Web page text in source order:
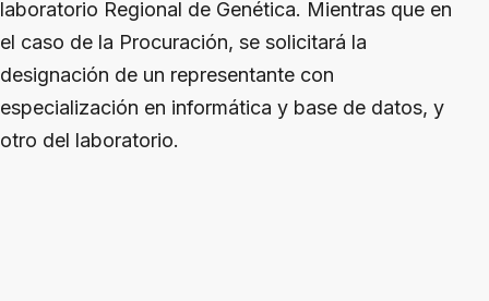
laboratorio Regional de Genética. Mientras que en
el caso de la Procuración, se solicitará la
designación de un representante con
especialización en informática y base de datos, y
otro del laboratorio.